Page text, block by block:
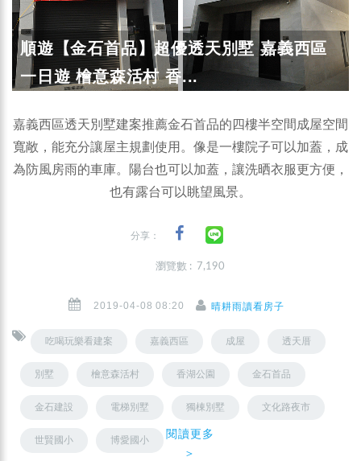
順遊【金石首品】超優透天別墅 嘉義西區
一日遊 檜意森活村 香...
嘉義西區透天別墅建案推薦金石首品的四樓半空間成屋空間
寬敞，能充分讓屋主規劃使用。像是一樓院子可以加蓋，成
為防風房雨的車庫。陽台也可以加蓋，讓洗晒衣服更方便，
也有露台可以眺望風景。
分享：
瀏覽數 : 7,190
2019-04-08 08:20 晴耕雨讀看房子
吃喝玩樂看建案 嘉義西區 成屋 透天厝
別墅 檜意森活村 香湖公園 金石首品
金石建設 電梯別墅 獨棟別墅 文化路夜市
世賢國小 博愛國小
閱讀更多
＞